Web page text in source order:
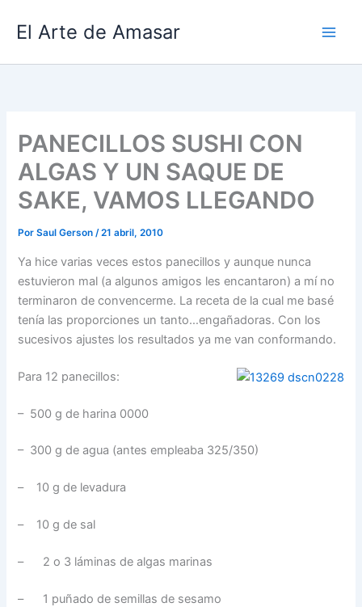
El Arte de Amasar
PANECILLOS SUSHI CON
ALGAS Y UN SAQUE DE
SAKE, VAMOS LLEGANDO
PorSaul Gerson/21 abril, 2010
Ya hice varias veces estos panecillos y aunque nunca
estuvieron mal (a algunos amigos les encantaron) a mí no
terminaron de convencerme. La receta de la cual me basé
tenía las proporciones un tanto…engañadoras. Con los
sucesivos ajustes los resultados ya me van conformando.
Para 12 panecillos:
– 500 g de harina 0000
– 300 g de agua (antes empleaba 325/350)
– 10 g de levadura
– 10 g de sal
– 2 o 3 láminas de algas marinas
– 1 puñado de semillas de sesamo